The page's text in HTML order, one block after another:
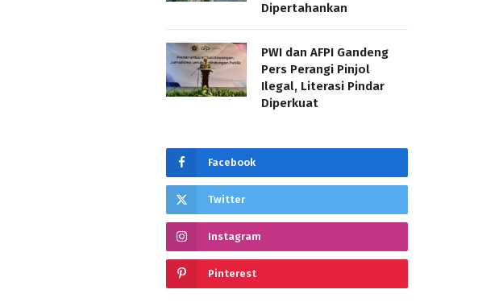
Dipertahankan
PWI dan AFPI Gandeng
Pers Perangi Pinjol
Ilegal, Literasi Pindar
Diperkuat
Facebook
Twitter
Instagram
Pinterest